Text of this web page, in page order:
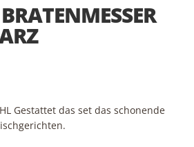
Gestattet das set das schonende